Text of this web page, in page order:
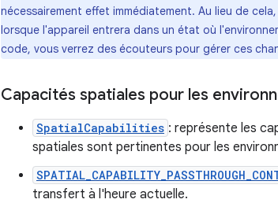
nécessairement effet immédiatement. Au lieu de
lorsque l'appareil entrera dans un état où
code, vous verrez des écouteurs pour gérer ces
Capacités spatiales pour les
SpatialCapabilities : représente les
spatiales sont pertinentes pour les
transfert à l'heure actuelle.